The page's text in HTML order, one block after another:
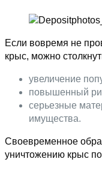
Если вовремя не
крыс, можно
увеличение
повышенный
серьезные
имущества.
Своевременное
уничтожению крыс